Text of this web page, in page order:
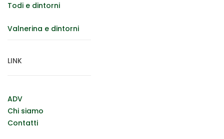
Todi e dintorni
Valnerina e dintorni
LINK
ADV
Chi siamo
Contatti